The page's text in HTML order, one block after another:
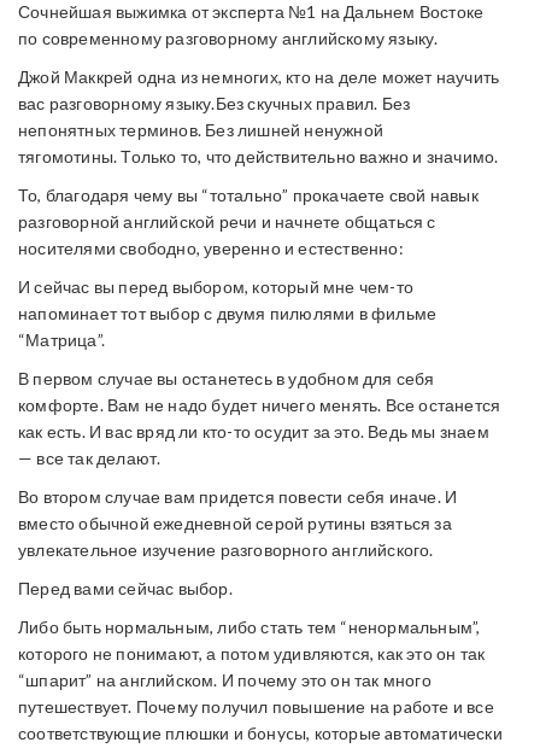
Сочнейшая выжимка от эксперта №1 на Дальнем Востоке
по современному разговорному английскому языку.
Джой Маккрей одна из немногих, кто на деле может научить
вас разговорному языку.Без скучных правил. Без
непонятных терминов. Без лишней ненужной
тягомотины. Только то, что действительно важно и значимо.
То, благодаря чему вы “тотально” прокачаете свой навык
разговорной английской речи и начнете общаться с
носителями свободно, уверенно и естественно:
И сейчас вы перед выбором, который мне чем-то
напоминает тот выбор с двумя пилюлями в фильме
“Матрица”.
В первом случае вы останетесь в удобном для себя
комфорте. Вам не надо будет ничего менять. Все останется
как есть. И вас вряд ли кто-то осудит за это. Ведь мы знаем
— все так делают.
Во втором случае вам придется повести себя иначе. И
вместо обычной ежедневной серой рутины взяться за
увлекательное изучение разговорного английского.
Перед вами сейчас выбор.
Либо быть нормальным, либо стать тем “ненормальным”,
которого не понимают, а потом удивляются, как это он так
“шпарит” на английском. И почему это он так много
путешествует. Почему получил повышение на paбoтe и все
соответствующие плюшки и бoнycы, которые aвтoмaтически